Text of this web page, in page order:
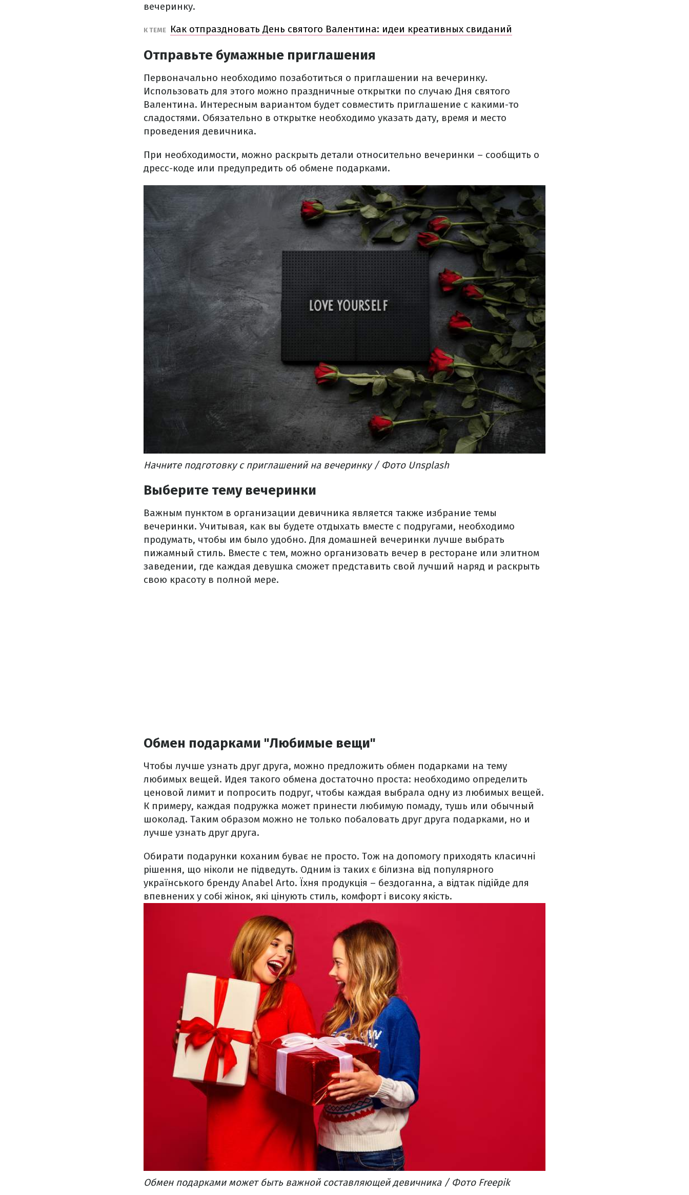
вечеринку.
К ТЕМЕ Как отпраздновать День святого Валентина: идеи креативных свиданий
Отправьте бумажные приглашения
Первоначально необходимо позаботиться о приглашении на вечеринку.
Использовать для этого можно праздничные открытки по случаю Дня святого
Валентина. Интересным вариантом будет совместить приглашение с какими-то
сладостями. Обязательно в открытке необходимо указать дату, время и место
проведения девичника.
При необходимости, можно раскрыть детали относительно вечеринки – сообщить о
дресс-коде или предупредить об обмене подарками.
Начните подготовку с приглашений на вечеринку / Фото Unsplash
Выберите тему вечеринки
Важным пунктом в организации девичника является также избрание темы
вечеринки. Учитывая, как вы будете отдыхать вместе с подругами, необходимо
продумать, чтобы им было удобно. Для домашней вечеринки лучше выбрать
пижамный стиль. Вместе с тем, можно организовать вечер в ресторане или элитном
заведении, где каждая девушка сможет представить свой лучший наряд и раскрыть
свою красоту в полной мере.
Обмен подарками "Любимые вещи"
Чтобы лучше узнать друг друга, можно предложить обмен подарками на тему
любимых вещей. Идея такого обмена достаточно проста: необходимо определить
ценовой лимит и попросить подруг, чтобы каждая выбрала одну из любимых вещей.
К примеру, каждая подружка может принести любимую помаду, тушь или обычный
шоколад. Таким образом можно не только побаловать друг друга подарками, но и
лучше узнать друг друга.
Обирати подарунки коханим буває не просто. Тож на допомогу приходять класичні
рішення, що ніколи не підведуть. Одним із таких є білизна від популярного
українського бренду Anabel Arto. Їхня продукція – бездоганна, а відтак підійде для
впевнених у собі жінок, які цінують стиль, комфорт і високу якість.
Обмен подарками может быть важной составляющей девичника / Фото Freepik